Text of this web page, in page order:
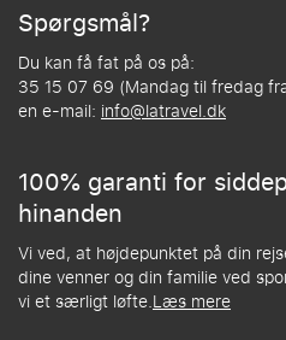
Spørgsmål?
Du kan få fat på os på:
35 15 07 69 (Mandag til fredag
en e-mail: info@latravel.dk
100% garanti for
hinanden
Vi ved, at højdepunktet på din
dine venner og din familie ved
vi et særligt løfte.Læs mere